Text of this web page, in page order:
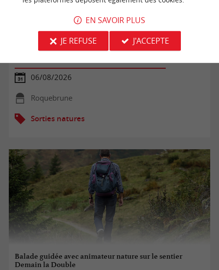
[ANNULÉE] Balade en soirée à Roquebrune
06/08/2026
Roquebrune
Sorties natures
Balade guidée avec animateur nature sur le sentier
Demain la Double
EN SAVOIR PLUS
JE REFUSE
J'ACCEPTE